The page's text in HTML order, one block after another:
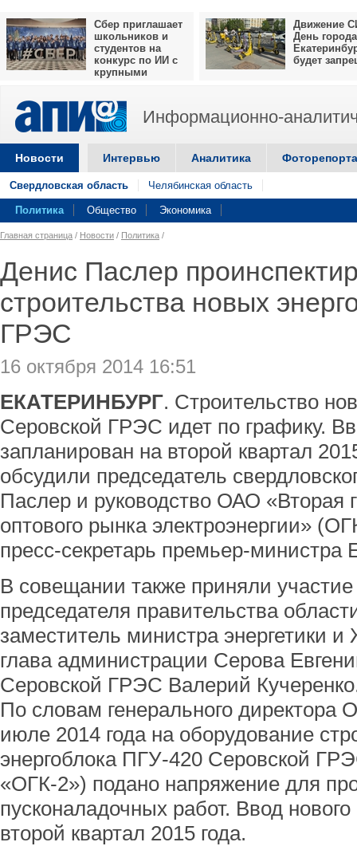
Сбер приглашает
школьников и
студентов на
конкурс по ИИ с
крупными
Движение
День города
будет
Информационно-
Новости Интервью Аналитика
Свердловская область Челябинская область
Политика Общество Экономика
Главная страница / Новости / Политика /
Денис Паслер
строительства новых
ГРЭС
16 октября 2014 16:51
ЕКАТЕРИНБУРГ. Строительство
Серовской ГРЭС идет по графику.
запланирован на второй квартал
обсудили председатель
Паслер и руководство ОАО «Вторая
оптового рынка электроэнергии»
пресс-секретарь премьер-министра
В совещании также приняли
председателя правительства
заместитель министра энергетики
глава администрации Серова
Серовской ГРЭС Валерий
По словам генерального
июле 2014 года на оборудование
энергоблока ПГУ-420 Серовской
«ОГК-2») подано напряжение для
пусконаладочных работ. Ввод
второй квартал 2015 года.